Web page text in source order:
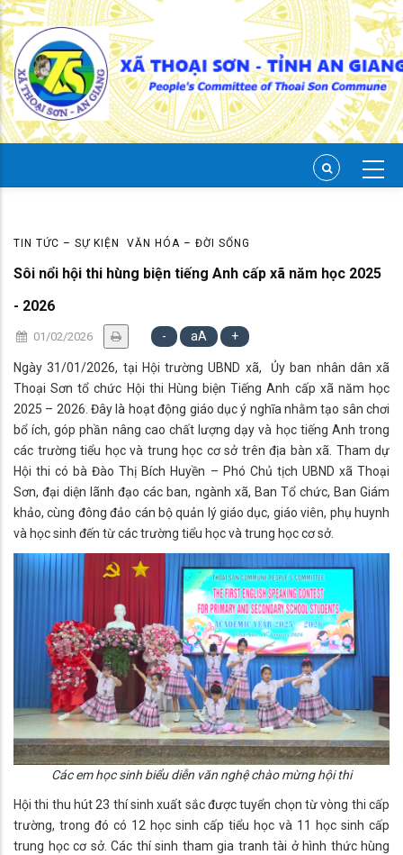
Skip
to
main
content
TIN TỨC – SỰ KIỆN VĂN HÓA – ĐỜI SỐNG
Sôi nổi hội thi hùng biện tiếng Anh cấp xã năm học 2025
- 2026
01/02/2026 - aA +
Ngày 31/01/2026, tại Hội trường UBND xã, Ủy ban nhân dân xã
Thoại Sơn tổ chức Hội thi Hùng biện Tiếng Anh cấp xã năm học
2025 – 2026. Đây là hoạt động giáo dục ý nghĩa nhằm tạo sân chơi
bổ ích, góp phần nâng cao chất lượng dạy và học tiếng Anh trong
các trường tiểu học và trung học cơ sở trên địa bàn xã. Tham dự
Hội thi có bà Đào Thị Bích Huyền – Phó Chủ tịch UBND xã Thoại
Sơn, đại diện lãnh đạo các ban, ngành xã, Ban Tổ chức, Ban Giám
khảo, cùng đông đảo cán bộ quản lý giáo dục, giáo viên, phụ huynh
và học sinh đến từ các trường tiểu học và trung học cơ sở.
Các em học sinh biểu diễn văn nghệ chào mừng hội thi
Hội thi thu hút 23 thí sinh xuất sắc được tuyển chọn từ vòng thi cấp
trường, trong đó có 12 học sinh cấp tiểu học và 11 học sinh cấp
trung học cơ sở. Các thí sinh tham gia tranh tài ở hình thức hùng